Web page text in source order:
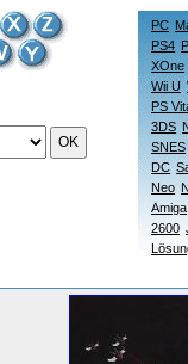
OK
PC
PS4
XOne
Wii U
PS
3DS
SNES
DC
Neo
Amiga
2600